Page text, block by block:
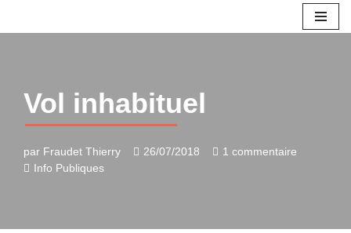
Vol inhabituel
par Fraudet Thierry 26/07/2018
1 commentaire
Info Publiques